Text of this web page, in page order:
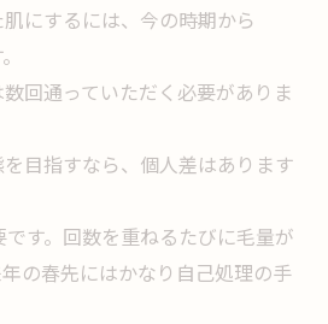
にするには、今の時期から
回通っていただく必要がありま
目指すなら、個人差はあります
す。回数を重ねるたびに毛量が
の春先にはかなり自己処理の手